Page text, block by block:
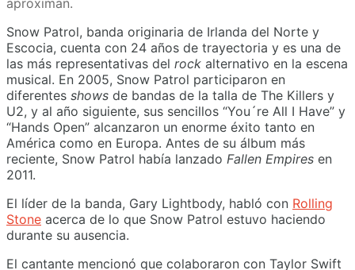
Snow Patrol, banda originaria de Irlanda del Norte y
Escocia, cuenta con 24 años de trayectoria y es una de
las más representativas del rock alternativo en la escena
musical. En 2005, Snow Patrol participaron en
diferentes shows de bandas de la talla de The Killers y
U2, y al año siguiente, sus sencillos “You´re All I Have” y
“Hands Open” alcanzaron un enorme éxito tanto en
América como en Europa. Antes de su álbum más
reciente, Snow Patrol había lanzado Fallen Empires en
2011.
El líder de la banda, Gary Lightbody, habló con Rolling
Stone acerca de lo que Snow Patrol estuvo haciendo
durante su ausencia.
El cantante mencionó que colaboraron con Taylor Swift